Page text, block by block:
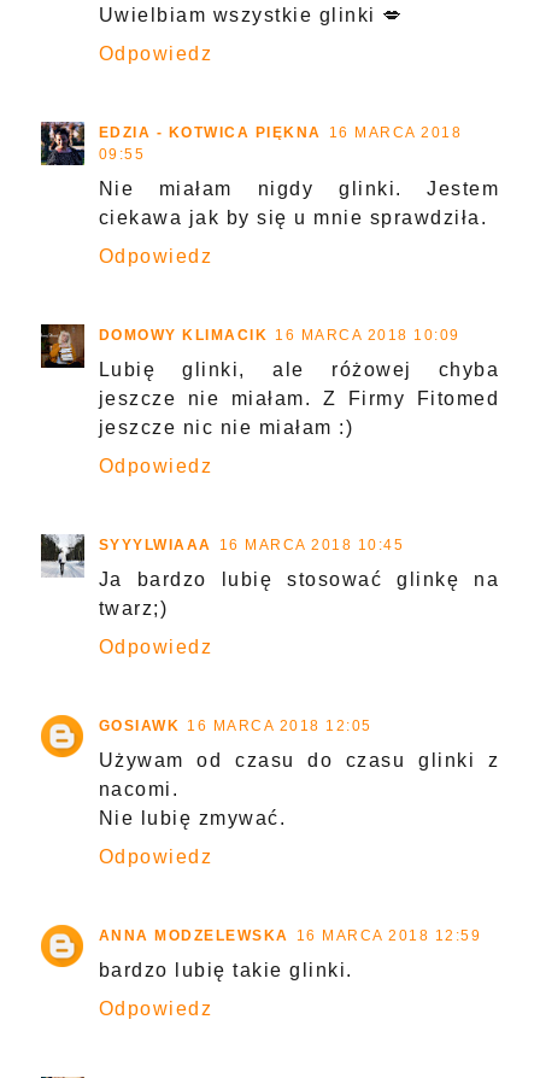
Uwielbiam wszystkie glinki 💋
Odpowiedz
EDZIA - KOTWICA PIĘKNA
16 MARCA 2018
09:55
Nie miałam nigdy glinki. Jestem
ciekawa jak by się u mnie sprawdziła.
Odpowiedz
DOMOWY KLIMACIK 16 MARCA 2018 10:09
Lubię glinki, ale różowej chyba
jeszcze nie miałam. Z Firmy Fitomed
jeszcze nic nie miałam :)
Odpowiedz
SYYYLWIAAA 16 MARCA 2018 10:45
Ja bardzo lubię stosować glinkę na
twarz;)
Odpowiedz
GOSIAWK 16 MARCA 2018 12:05
Używam od czasu do czasu glinki z
nacomi.
Nie lubię zmywać.
Odpowiedz
ANNA MODZELEWSKA 16 MARCA 2018 12:59
bardzo lubię takie glinki.
Odpowiedz